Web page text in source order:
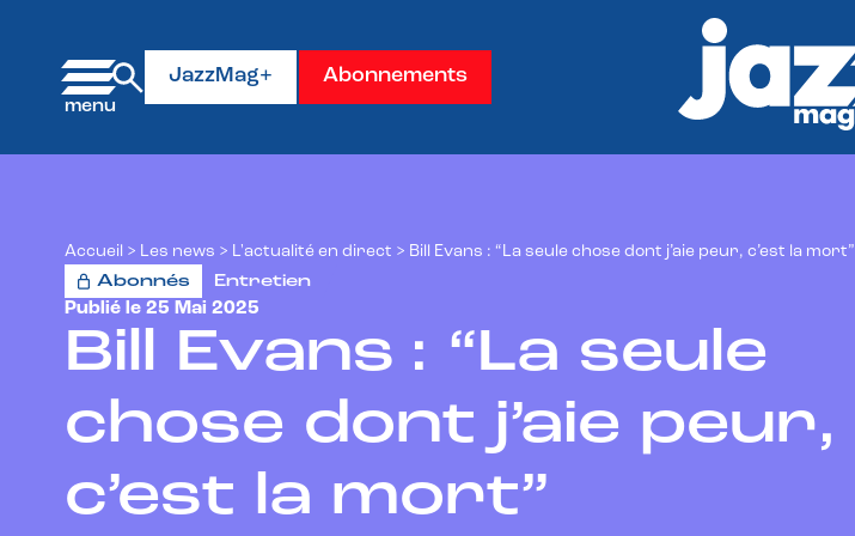
JazzMag+ Abonnements
Accueil > Les news > L'actualité en direct > Bill Evans : “La seule chose dont j’aie peur, c’est la mort”
Abonnés
Entretien
Publié le 25 Mai 2025
Bill Evans : “La seule
chose dont j’aie peur,
c’est la mort”